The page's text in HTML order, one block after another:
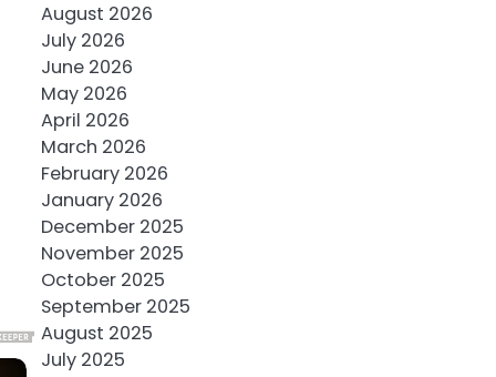
August 2026
July 2026
June 2026
May 2026
April 2026
March 2026
February 2026
January 2026
December 2025
November 2025
October 2025
September 2025
August 2025
July 2025